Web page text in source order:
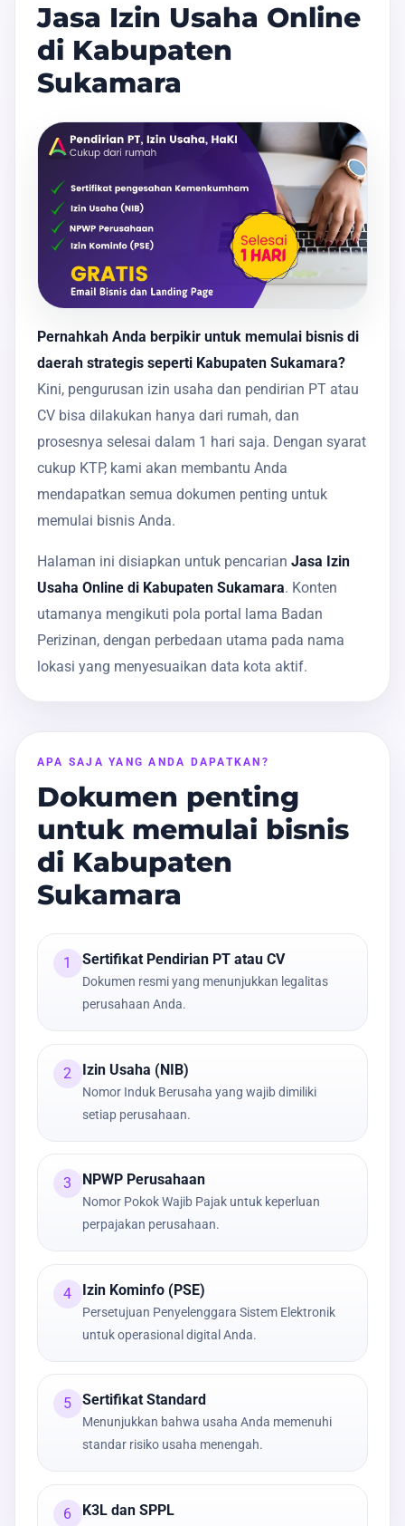
Jasa Izin Usaha Online
di Kabupaten
Sukamara
Pernahkah Anda berpikir untuk memulai bisnis di
daerah strategis seperti Kabupaten Sukamara?
Kini, pengurusan izin usaha dan pendirian PT atau
CV bisa dilakukan hanya dari rumah, dan
prosesnya selesai dalam 1 hari saja. Dengan syarat
cukup KTP, kami akan membantu Anda
mendapatkan semua dokumen penting untuk
memulai bisnis Anda.
Halaman ini disiapkan untuk pencarian Jasa Izin
Usaha Online di Kabupaten Sukamara. Konten
utamanya mengikuti pola portal lama Badan
Perizinan, dengan perbedaan utama pada nama
lokasi yang menyesuaikan data kota aktif.
APA SAJA YANG ANDA DAPATKAN?
Dokumen penting
untuk memulai bisnis
di Kabupaten
Sukamara
1 Sertifikat Pendirian PT atau CV
Dokumen resmi yang menunjukkan legalitas
perusahaan Anda.
2 Izin Usaha (NIB)
Nomor Induk Berusaha yang wajib dimiliki
setiap perusahaan.
3 NPWP Perusahaan
Nomor Pokok Wajib Pajak untuk keperluan
perpajakan perusahaan.
4 Izin Kominfo (PSE)
Persetujuan Penyelenggara Sistem Elektronik
untuk operasional digital Anda.
5 Sertifikat Standard
Menunjukkan bahwa usaha Anda memenuhi
standar risiko usaha menengah.
6 K3L dan SPPL